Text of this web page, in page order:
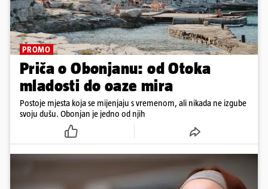
PROMO
Priča o Obonjanu: od Otoka
mladosti do oaze mira
Postoje mjesta koja se mijenjaju s vremenom, ali nikada ne izgube
svoju dušu. Obonjan je jedno od njih